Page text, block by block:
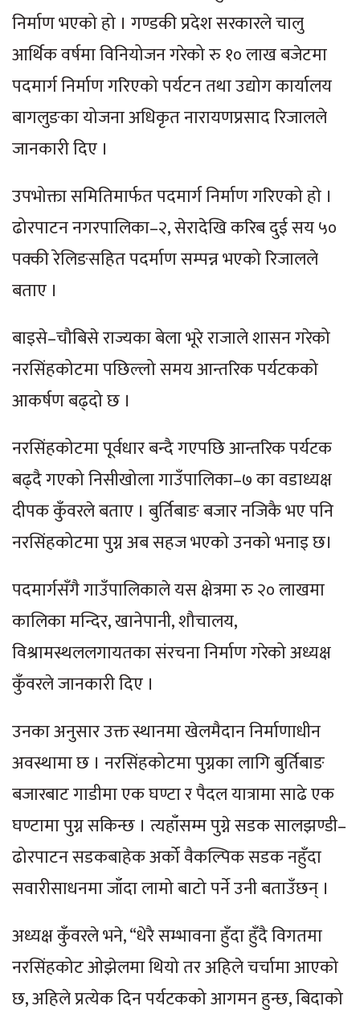
निर्माण भएको हो । गण्डकी प्रदेश सरकारले चालु
आर्थिक वर्षमा विनियोजन गरेको रु १० लाख बजेटमा
पदमार्ग निर्माण गरिएको पर्यटन तथा उद्योग कार्यालय
बागलुङका योजना अधिकृत नारायणप्रसाद रिजालले
जानकारी दिए ।
उपभोक्ता समितिमार्फत पदमार्ग निर्माण गरिएको हो ।
ढोरपाटन नगरपालिका–२, सेरादेखि करिब दुई सय ५०
पक्की रेलिङसहित पदर्माण सम्पन्न भएको रिजालले
बताए ।
बाइसे–चौबिसे राज्यका बेला भूरे राजाले शासन गरेको
नरसिंहकोटमा पछिल्लो समय आन्तरिक पर्यटकको
आकर्षण बढ्दो छ ।
नरसिंहकोटमा पूर्वधार बन्दै गएपछि आन्तरिक पर्यटक
बढ्दै गएको निसीखोला गाउँपालिका–७ का वडाध्यक्ष
दीपक कुँवरले बताए । बुर्तिबाङ बजार नजिकै भए पनि
नरसिंहकोटमा पुग्न अब सहज भएको उनको भनाइ छ।
पदमार्गसँगै गाउँपालिकाले यस क्षेत्रमा रु २० लाखमा
कालिका मन्दिर, खानेपानी, शौचालय,
विश्रामस्थललगायतका संरचना निर्माण गरेको अध्यक्ष
कुँवरले जानकारी दिए ।
उनका अनुसार उक्त स्थानमा खेलमैदान निर्माणाधीन
अवस्थामा छ । नरसिंहकोटमा पुग्नका लागि बुर्तिबाङ
बजारबाट गाडीमा एक घण्टा र पैदल यात्रामा साढे एक
घण्टामा पुग्न सकिन्छ । त्यहाँसम्म पुग्ने सडक सालझण्डी–
ढोरपाटन सडकबाहेक अर्को वैकल्पिक सडक नहुँदा
सवारीसाधनमा जाँदा लामो बाटो पर्ने उनी बताउँछन् ।
अध्यक्ष कुँवरले भने, “धेरै सम्भावना हुँदा हुँदै विगतमा
नरसिंहकोट ओझेलमा थियो तर अहिले चर्चामा आएको
छ, अहिले प्रत्येक दिन पर्यटकको आगमन हुन्छ, बिदाको